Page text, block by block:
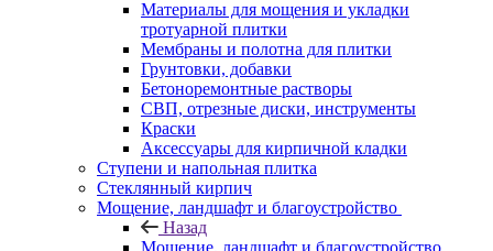
Материалы для мощения и укладки
тротуарной плитки
Мембраны и полотна для плитки
Грунтовки, добавки
Бетоноремонтные растворы
СВП, отрезные диски, инструменты
Краски
Аксессуары для кирпичной кладки
Ступени и напольная плитка
Cтеклянный кирпич
Мощение, ландшафт и благоустройство
Назад
Мощение, ландшафт и благоустройство